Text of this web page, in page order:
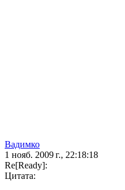
Вадимко
1 нояб. 2009 г., 22:18:18
Re[Ready]:
Цитата: